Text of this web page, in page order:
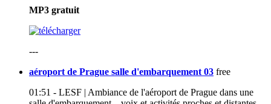
MP3 gratuit
---
aéroport de Prague salle d'embarquement 03 free
01:51 - LESF | Ambiance de l'aéroport de Prague dans une